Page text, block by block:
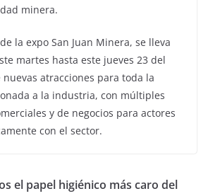
minera.
la expo San Juan Minera, se lleva
martes hasta este jueves 23 del
atracciones para toda la
a la industria, con múltiples
y de negocios para actores
con el sector.
el papel higiénico más caro del